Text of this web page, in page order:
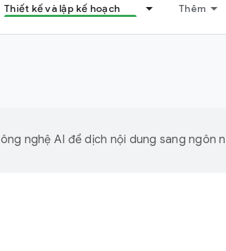
Thiết kế và lập kế hoạch Thêm
nghệ AI để dịch nội dung sang ngôn